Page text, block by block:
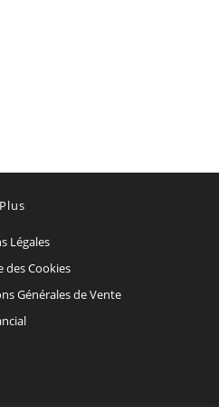
Légales
des Cookies
Générales de Vente